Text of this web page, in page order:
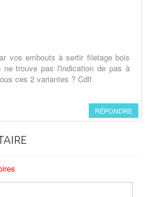
RÉPONDRE
vos embouts à sertir filetage bois
trouve pas l'indication de pas à
ces 2 variantes ? Cdlt